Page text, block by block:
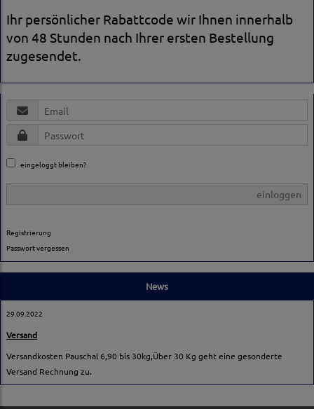
Ihr persönlicher Rabattcode wir Ihnen innerhalb
von 48 Stunden nach Ihrer ersten Bestellung
zugesendet.
eingeloggt bleiben?
einloggen
Registrierung
Passwort vergessen
News
29.09.2022
Versand
Versandkosten Pauschal 6,90 bis 30kg,Über 30 Kg geht eine gesonderte
Versand Rechnung zu.